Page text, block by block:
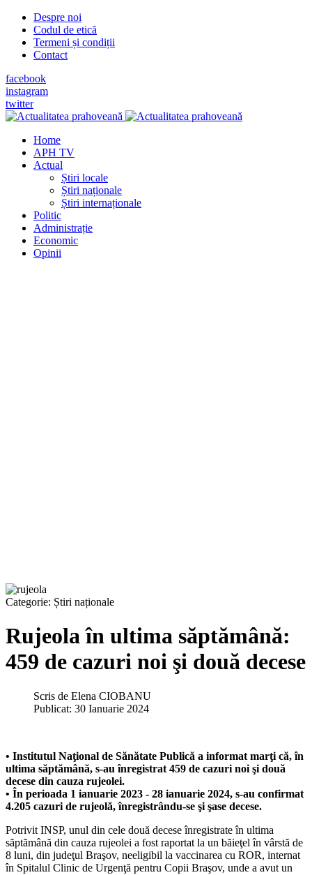
Despre noi
Codul de etică
Termeni și condiții
Contact
facebook
instagram
twitter
Home
APH TV
Actual
Știri locale
Știri naționale
Știri internaționale
Politic
Administrație
Economic
Opinii
Categorie: Știri naționale
Rujeola în ultima săptămână:
459 de cazuri noi şi două decese
Scris de Elena CIOBANU
Publicat: 30 Ianuarie 2024
• Institutul Naţional de Sănătate Publică a informat marţi că, în
ultima săptămână, s-au înregistrat 459 de cazuri noi şi două
decese din cauza rujeolei.
• În perioada 1 ianuarie 2023 - 28 ianuarie 2024, s-au confirmat
4.205 cazuri de rujeolă, înregistrându-se şi şase decese.
Potrivit INSP, unul din cele două decese înregistrate în ultima
săptămână din cauza rujeolei a fost raportat la un băieţel în vârstă de
8 luni, din judeţul Braşov, neeligibil la vaccinarea cu ROR, internat
în Spitalul Clinic de Urgenţă pentru Copii Braşov, unde a avut un